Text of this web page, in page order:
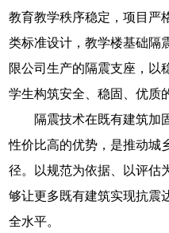
教育教学秩序稳定，项目严
类标准设计，教学楼基础隔
限公司生产的隔震支座，以
学生构筑安全、稳固、优质
隔震技术在既有建筑加
性价比高的优势，是推动城
径。以规范为依据、以评估
够让更多既有建筑实现抗震
全水平。